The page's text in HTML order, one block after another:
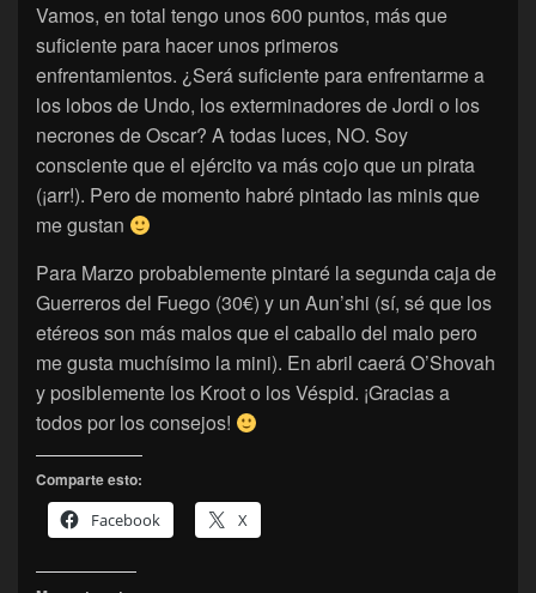
Vamos, en total tengo unos 600 puntos, más que
suficiente para hacer unos primeros
enfrentamientos. ¿Será suficiente para enfrentarme a
los lobos de Undo, los exterminadores de Jordi o los
necrones de Oscar? A todas luces, NO. Soy
consciente que el ejército va más cojo que un pirata
(¡arr!). Pero de momento habré pintado las minis que
me gustan
Para Marzo probablemente pintaré la segunda caja de
Guerreros del Fuego (30€) y un Aun’shi (sí, sé que los
etéreos son más malos que el caballo del malo pero
me gusta muchísimo la mini). En abril caerá O’Shovah
y posiblemente los Kroot o los Véspid. ¡Gracias a
todos por los consejos!
Comparte esto:
Facebook
X